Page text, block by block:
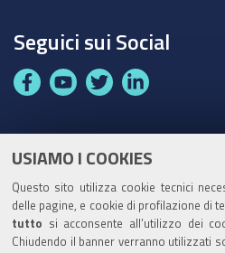
USIAMO I COOKIES
Questo sito utilizza cookie tecnici
delle pagine, e cookie di profilazione di
tutto si acconsente all’utilizzo dei
Chiudendo il banner verranno utilizzati
Seguici sui Social
F
e
o
o
Y
t
b
e
T
t
e
r
L
k
d
I
Codice Univoco Ufficio:
I soggetti privati potranno